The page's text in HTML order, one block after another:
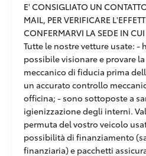
E' CONSIGLIATO UN
MAIL, PER VERIFICARE
CONFERMARVI LA SEDE IN
Tutte le nostre vetture usate: -
possibile visionare e provare
meccanico di fiducia prima
un accurato controllo
officina; - sono sottoposte a
igienizzazione degli interni.
permuta del vostro veicolo
possibilità di finanziamento
finanziaria) e pacchetti